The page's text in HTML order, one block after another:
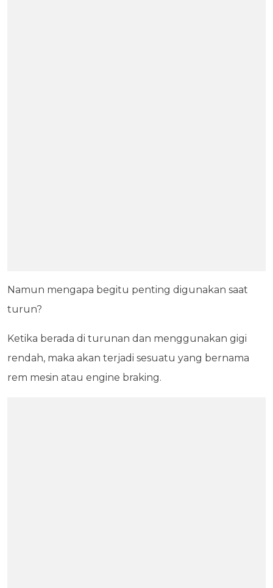
Namun mengapa begitu penting digunakan saat
turun?
Ketika berada di turunan dan menggunakan gigi
rendah, maka akan terjadi sesuatu yang bernama
rem mesin atau engine braking.